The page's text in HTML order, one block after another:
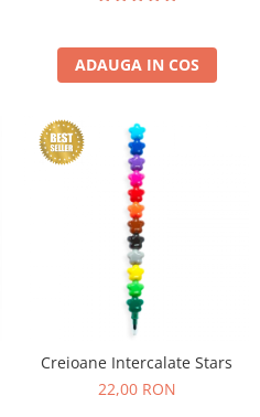
ADAUGA IN COS
Creioane Intercalate Stars
22,00 RON